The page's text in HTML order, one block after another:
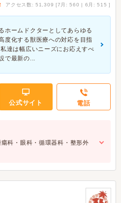
アクセス数: 51,309 [7月: 560 | 6月: 515 ]
ホームドクターとしてあらゆる
度化する獣医療への対応を目指
達は幅広いニーズにお応えすべ
で最新の...
公式サイト 電話
瘍科・眼科・循環器科・整形外